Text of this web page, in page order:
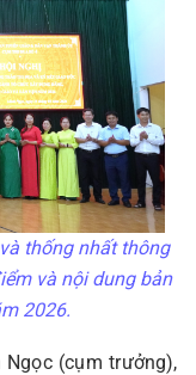
thống nhất thông
và nội dung bản
2026.
(cụm trưởng),